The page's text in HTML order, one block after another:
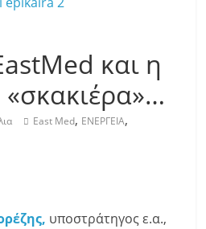
και η
«σκακιέρα»…
East Med, ΕΝΕΡΓΕΙΑ,
υποστράτηγος ε.α.,